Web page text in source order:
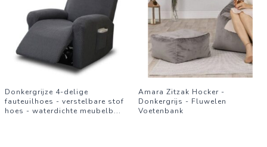
Donkergrijze 4-delige
fauteuilhoes - verstelbare stof
hoes - waterdichte meubelb...
Amara Zitzak Hocker -
Donkergrijs - Fluwelen
Voetenbank